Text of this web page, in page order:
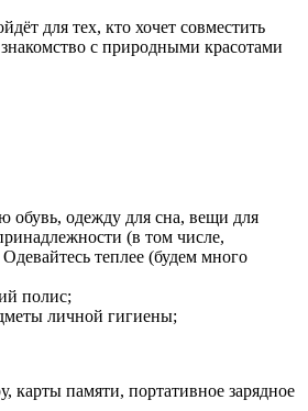
для тех, кто хочет совместить
с природными красотами
обувь, одежду для сна, вещи для
(в том числе,
теплее (будем много
полис;
личной гигиены;
карты памяти, портативное зарядное